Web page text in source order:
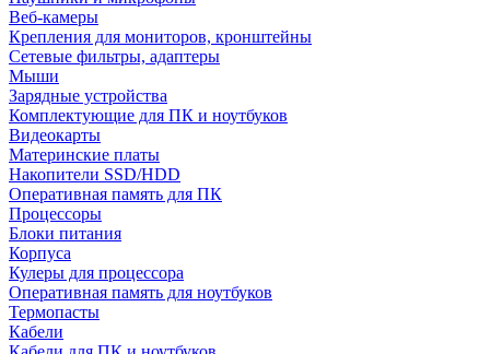
Веб-камеры
Крепления для мониторов, кронштейны
Сетевые фильтры, адаптеры
Мыши
Зарядные устройства
Комплектующие для ПК и ноутбуков
Видеокарты
Материнские платы
Накопители SSD/HDD
Оперативная память для ПК
Процессоры
Блоки питания
Корпуса
Кулеры для процессора
Оперативная память для ноутбуков
Термопасты
Кабели